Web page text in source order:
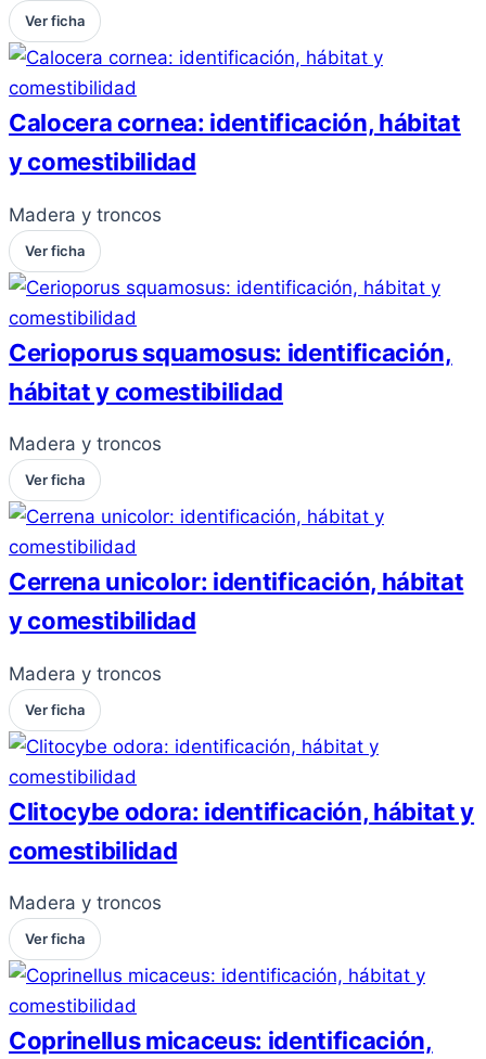
Ver ficha
Calocera cornea: identificación, hábitat
y comestibilidad
Madera y troncos
Ver ficha
Cerioporus squamosus: identificación,
hábitat y comestibilidad
Madera y troncos
Ver ficha
Cerrena unicolor: identificación, hábitat
y comestibilidad
Madera y troncos
Ver ficha
Clitocybe odora: identificación, hábitat y
comestibilidad
Madera y troncos
Ver ficha
Coprinellus micaceus: identificación,